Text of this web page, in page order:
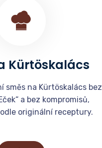
Kürtöskalács
směs na Kürtöskalács bez
a bez kompromisů,
originální receptury.